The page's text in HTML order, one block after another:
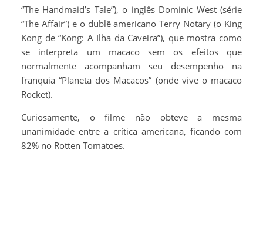
“The Handmaid’s Tale”), o inglês Dominic West (série
“The Affair”) e o dublê americano Terry Notary (o King
Kong de “Kong: A Ilha da Caveira”), que mostra como
se interpreta um macaco sem os efeitos que
normalmente acompanham seu desempenho na
franquia “Planeta dos Macacos” (onde vive o macaco
Rocket).
Curiosamente, o filme não obteve a mesma
unanimidade entre a crítica americana, ficando com
82% no Rotten Tomatoes.